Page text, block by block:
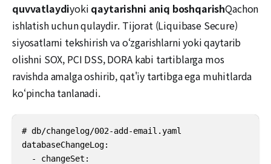
quvvatlaydiyoki qaytarishni aniq boshqarishQachon
ishlatish uchun qulaydir. Tijorat (Liquibase Secure)
siyosatlarni tekshirish va o‘zgarishlarni yoki qaytarib
olishni SOX, PCI DSS, DORA kabi tartiblarga mos
ravishda amalga oshirib, qat'iy tartibga ega muhitlarda
ko‘pincha tanlanadi.
# db/changelog/002-add-email.yaml
databaseChangeLog:
  - changeSet: